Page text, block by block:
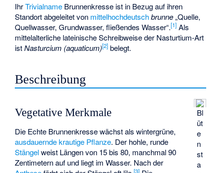
IhrTrivialname Brunnenkresse ist in Bezug auf ihren
Standort abgeleitet von mittelhochdeutsch brunne„Quelle,
Quellwasser, Grundwasser, fließendes Wasser“.[1] Als
mittelalterliche lateinische Schreibweise der Nasturtium-Art
istNasturcium (aquaticum)[2] belegt.
Beschreibung
Bl
üt
e
n
st
a
Vegetative Merkmale
Die Echte Brunnenkresse wächst als wintergrüne,
ausdauernde krautige Pflanze. Der hohle, runde
Stängelweist Längen von 15 bis 80, manchmal 90
Zentimetern auf und liegt im Wasser. Nach der
[3]